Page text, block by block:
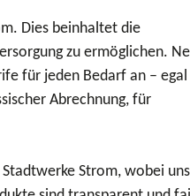
Dies beinhaltet die
zu ermöglichen.
für jeden Bedarf an –
Abrechnung, für
Strom, wobei